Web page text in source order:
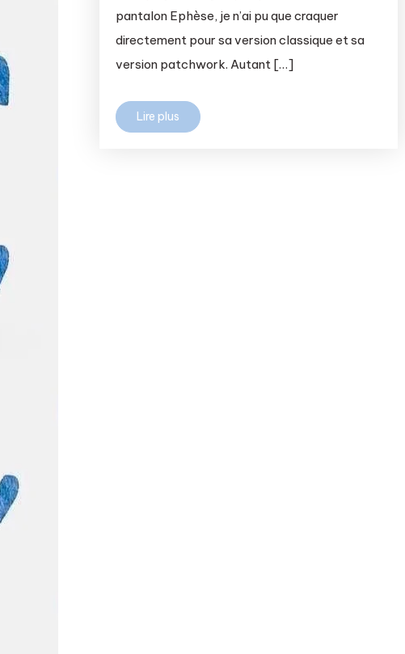
pantalon Ephèse, je n’ai pu que craquer
directement pour sa version classique et sa
version patchwork. Autant […]
Lire plus